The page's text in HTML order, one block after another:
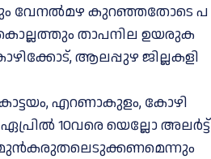
വേ​ന​ൽ​മ​ഴ കു​റ​ഞ്ഞ​തോ​ടെ പ​
താ​പ​നി​ല ഉ​യ​രു​ക​
ആ​ല​പ്പു​ഴ ജി​ല്ല​ക​ളി​
എ​റ​ണാ​കു​ളം, കോ​ഴി​
10വ​രെ യെ​ല്ലോ അ​ല​ർ​ട്ട്
മു​ൻ​ക​രു​ത​ലെ​ടു​ക്ക​ണ​മെ​ന്നും